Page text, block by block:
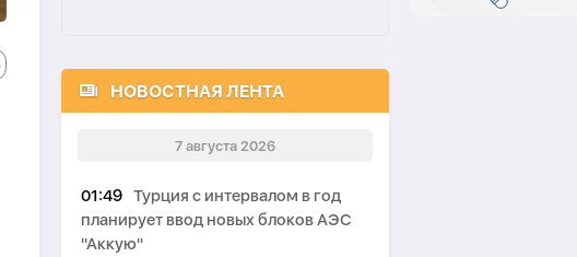
НОВОСТНАЯ ЛЕНТА
7 августа 2026
01:49 Турция с интервалом в год
планирует ввод новых блоков АЭС
"Аккую"